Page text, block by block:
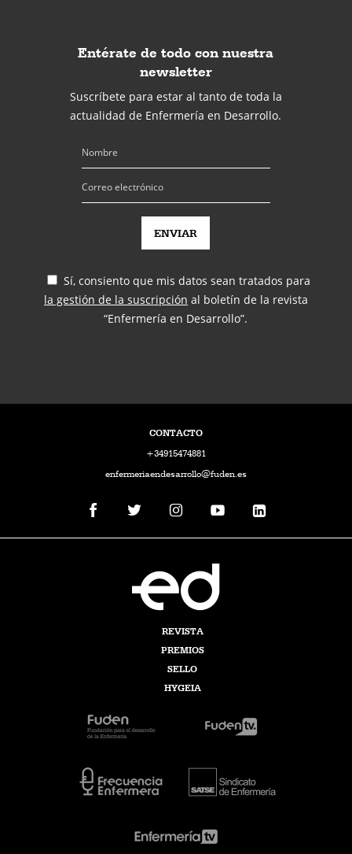
Entérate de todo con nuestra
newsletter
Suscríbete para estar al tanto de toda la
actualidad de Enfermería en Desarrollo.
Sí, consiento que mis datos sean tratados para
la gestión de la suscripción al boletín de la revista
“Enfermería en Desarrollo”.
CONTACTO
+34915474881
enfermeriaendesarrollo@fuden.es
REVISTA
PREMIOS
SELLO
HYGEIA